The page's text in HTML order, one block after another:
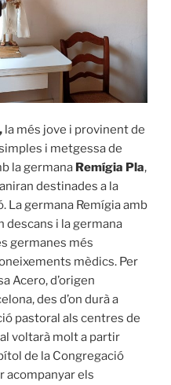
la més jove i provinent de
i metgessa de
la germana Remígia Pla,
destinades a la
La germana Remígia amb
descans i la germana
germanes més
mèdics. Per
Acero, d’origen
des d’on durà a
pastoral als centres de
voltarà molt a partir
de la Congregació
acompanyar els